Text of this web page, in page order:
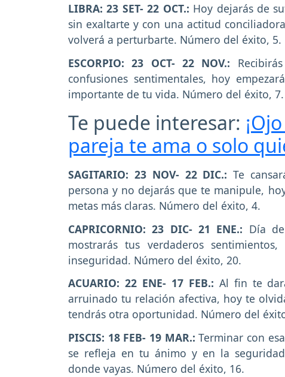
LIBRA: 23 SET- 22 OCT.: Hoy dejarás de
sin exaltarte y con una actitud
volverá a perturbarte. Número del éxito, 5.
ESCORPIO: 23 OCT- 22 NOV.:
confusiones sentimentales, hoy
importante de tu vida. Número del éxito, 7.
Te puede interesar:
pareja te ama o solo
SAGITARIO: 23 NOV- 22 DIC.:Te
persona y no dejarás que te manipule,
metas más claras. Número del éxito, 4.
CAPRICORNIO: 23 DIC- 21 ENE.: Día
mostrarás tus verdaderos
inseguridad. Número del éxito, 20.
ACUARIO: 22 ENE- 17 FEB.: Al fin te
arruinado tu relación afectiva, hoy te
tendrás otra oportunidad. Número del
PISCIS: 18 FEB- 19 MAR.:Terminar con
se refleja en tu ánimo y en la
donde vayas. Número del éxito, 16.